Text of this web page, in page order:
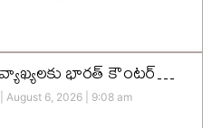
భారత్ కౌంటర్…
August 6, 2026 9:08 am